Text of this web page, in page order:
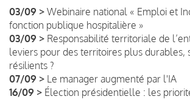
03/09 > Webinaire national « Emploi et
fonction publique hospitalière »
03/09 > Responsabilité territoriale de
leviers pour des territoires plus durables,
résilients ?
07/09 > Le manager augmenté par l'IA
16/09 > Élection présidentielle : les